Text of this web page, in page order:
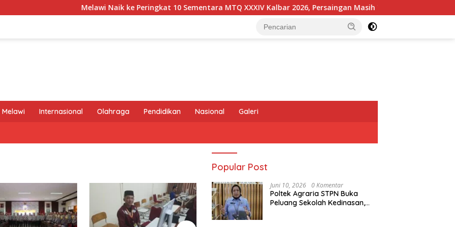
Melawi Naik ke Peringkat 10 Sementara MTQ XXXIV Kalbar 2026, Persaingan Masih Terbuka
Melawi Internasional Olahraga Pendidikan Nasional Galeri
Popular Post
Juni 10, 2026 0 Komentar
Poltek Agraria STPN Buka
Peluang Sekolah Kedinasan,